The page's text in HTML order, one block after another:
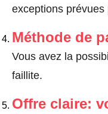
exceptions prévues
Méthode de
Vous avez la
faillite.
Offre claire: